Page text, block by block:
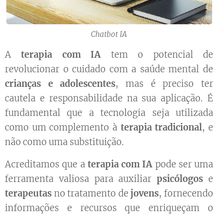
Chatbot IA
Aterapia com IA tem o potencial de
revolucionar o cuidado com a saúde mental de
crianças e adolescentes, mas é preciso ter
cautela e responsabilidade na sua aplicação. É
fundamental que a tecnologia seja utilizada
como um complemento à terapia tradicional, e
não como uma substituição.
Acreditamos que a terapia com IA pode ser uma
ferramenta valiosa para auxiliarpsicólogos e
terapeutas no tratamento dejovens, fornecendo
informações e recursos que enriqueçam o